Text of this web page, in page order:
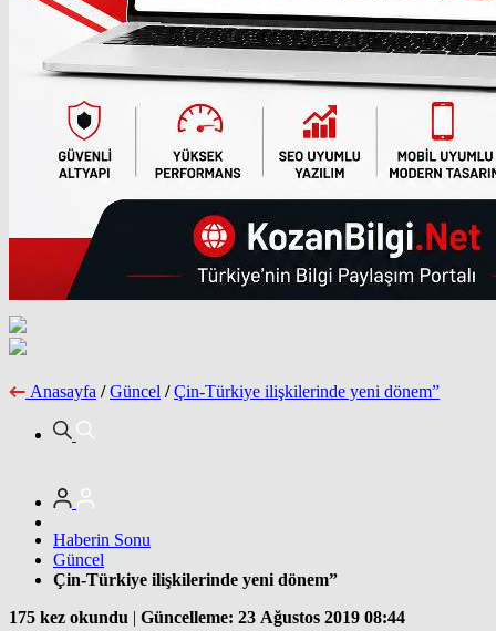
Anasayfa / Güncel / Çin-Türkiye ilişkilerinde yeni dönem”
Haberin Sonu
Güncel
Çin-Türkiye ilişkilerinde yeni dönem”
175 kez okundu | Güncelleme: 23 Ağustos 2019 08:44